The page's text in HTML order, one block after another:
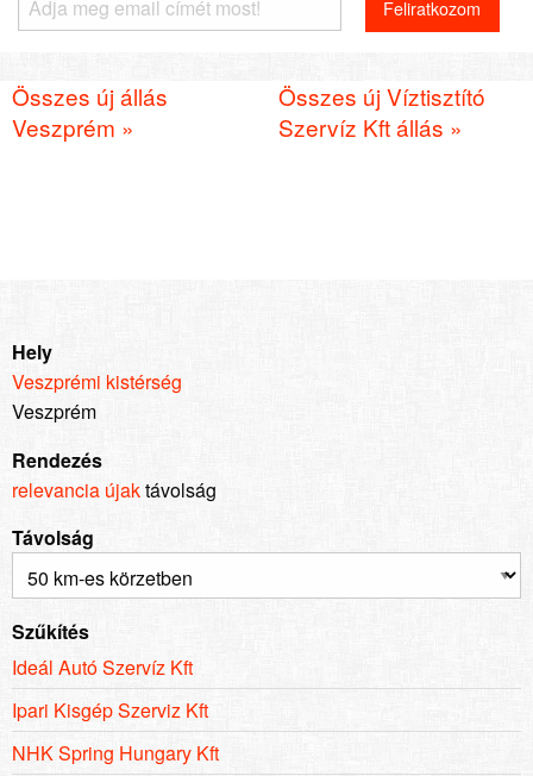
Összes új állás
Veszprém »
Összes új Víztisztító
Szervíz Kft állás »
Hely
Veszprémi kistérség
Veszprém
Rendezés
relevancia újaktávolság
Távolság
Szűkítés
Ideál Autó Szervíz Kft
Ipari Kisgép Szerviz Kft
NHK Spring Hungary Kft